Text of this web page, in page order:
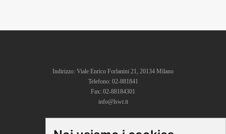
Indirizzo: Viale Enrico Forlanini 21, 20134 Milano
Telefono: 02-881841
Fax: 02-88184301
info@lswr.it